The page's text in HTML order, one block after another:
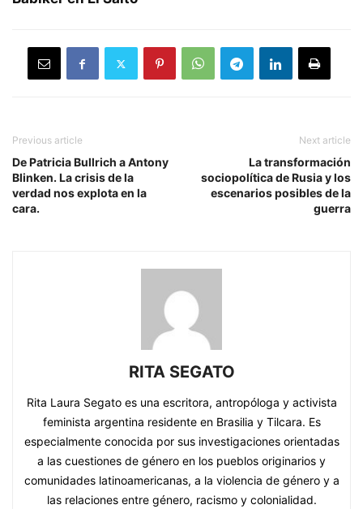
Previous article
De Patricia Bullrich a Antony
Blinken. La crisis de la
verdad nos explota en la
cara.
Next article
La transformación
sociopolítica de Rusia y los
escenarios posibles de la
guerra
RITA SEGATO
Rita Laura Segato es una escritora, antropóloga y activista
feminista argentina residente en Brasilia y Tilcara. Es
especialmente conocida por sus investigaciones orientadas
a las cuestiones de género en los pueblos originarios y
comunidades latinoamericanas, a la violencia de género y a
las relaciones entre género, racismo y colonialidad.